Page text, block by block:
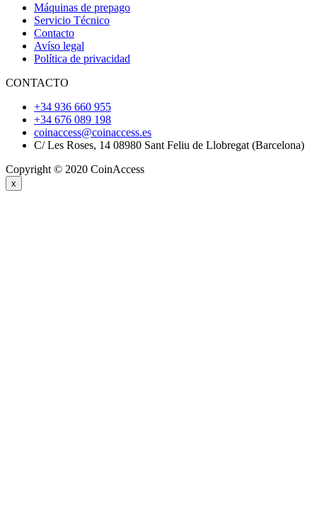
Máquinas de prepago
Servicio Técnico
Contacto
Avíso legal
Política de privacidad
CONTACTO
+34 936 660 955
+34 676 089 198
coinaccess@coinaccess.es
C/ Les Roses, 14 08980 Sant Feliu de Llobregat (Barcelona)
Copyright © 2020 CoinAccess